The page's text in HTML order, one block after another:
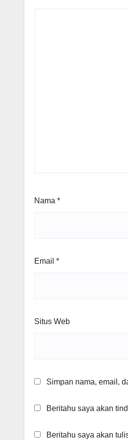
Nama *
Email *
Situs Web
Simpan nama, email,
Beritahu saya akan
Beritahu saya akan